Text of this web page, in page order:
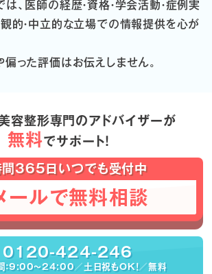
、医師の経歴・資格・学会活動・症例実
的・中立的な立場での情報提供を心が
った評価はお伝えしません。
容整形専門のアドバイザーが
無料でサポート！
365日いつでも受付中
ールで無料相談
0120-424-246
：9:00〜24:00／土日祝もOK！／無料